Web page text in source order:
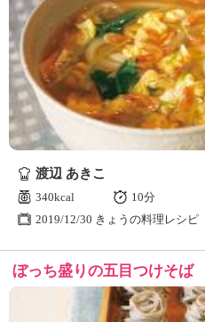
渡辺 あきこ
340kcal
10分
2019/12/30 きょうの料理レシピ
ぼっち盛りの五目つけそば